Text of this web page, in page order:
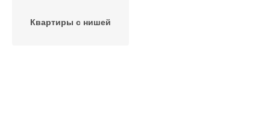
Квартиры с нишей